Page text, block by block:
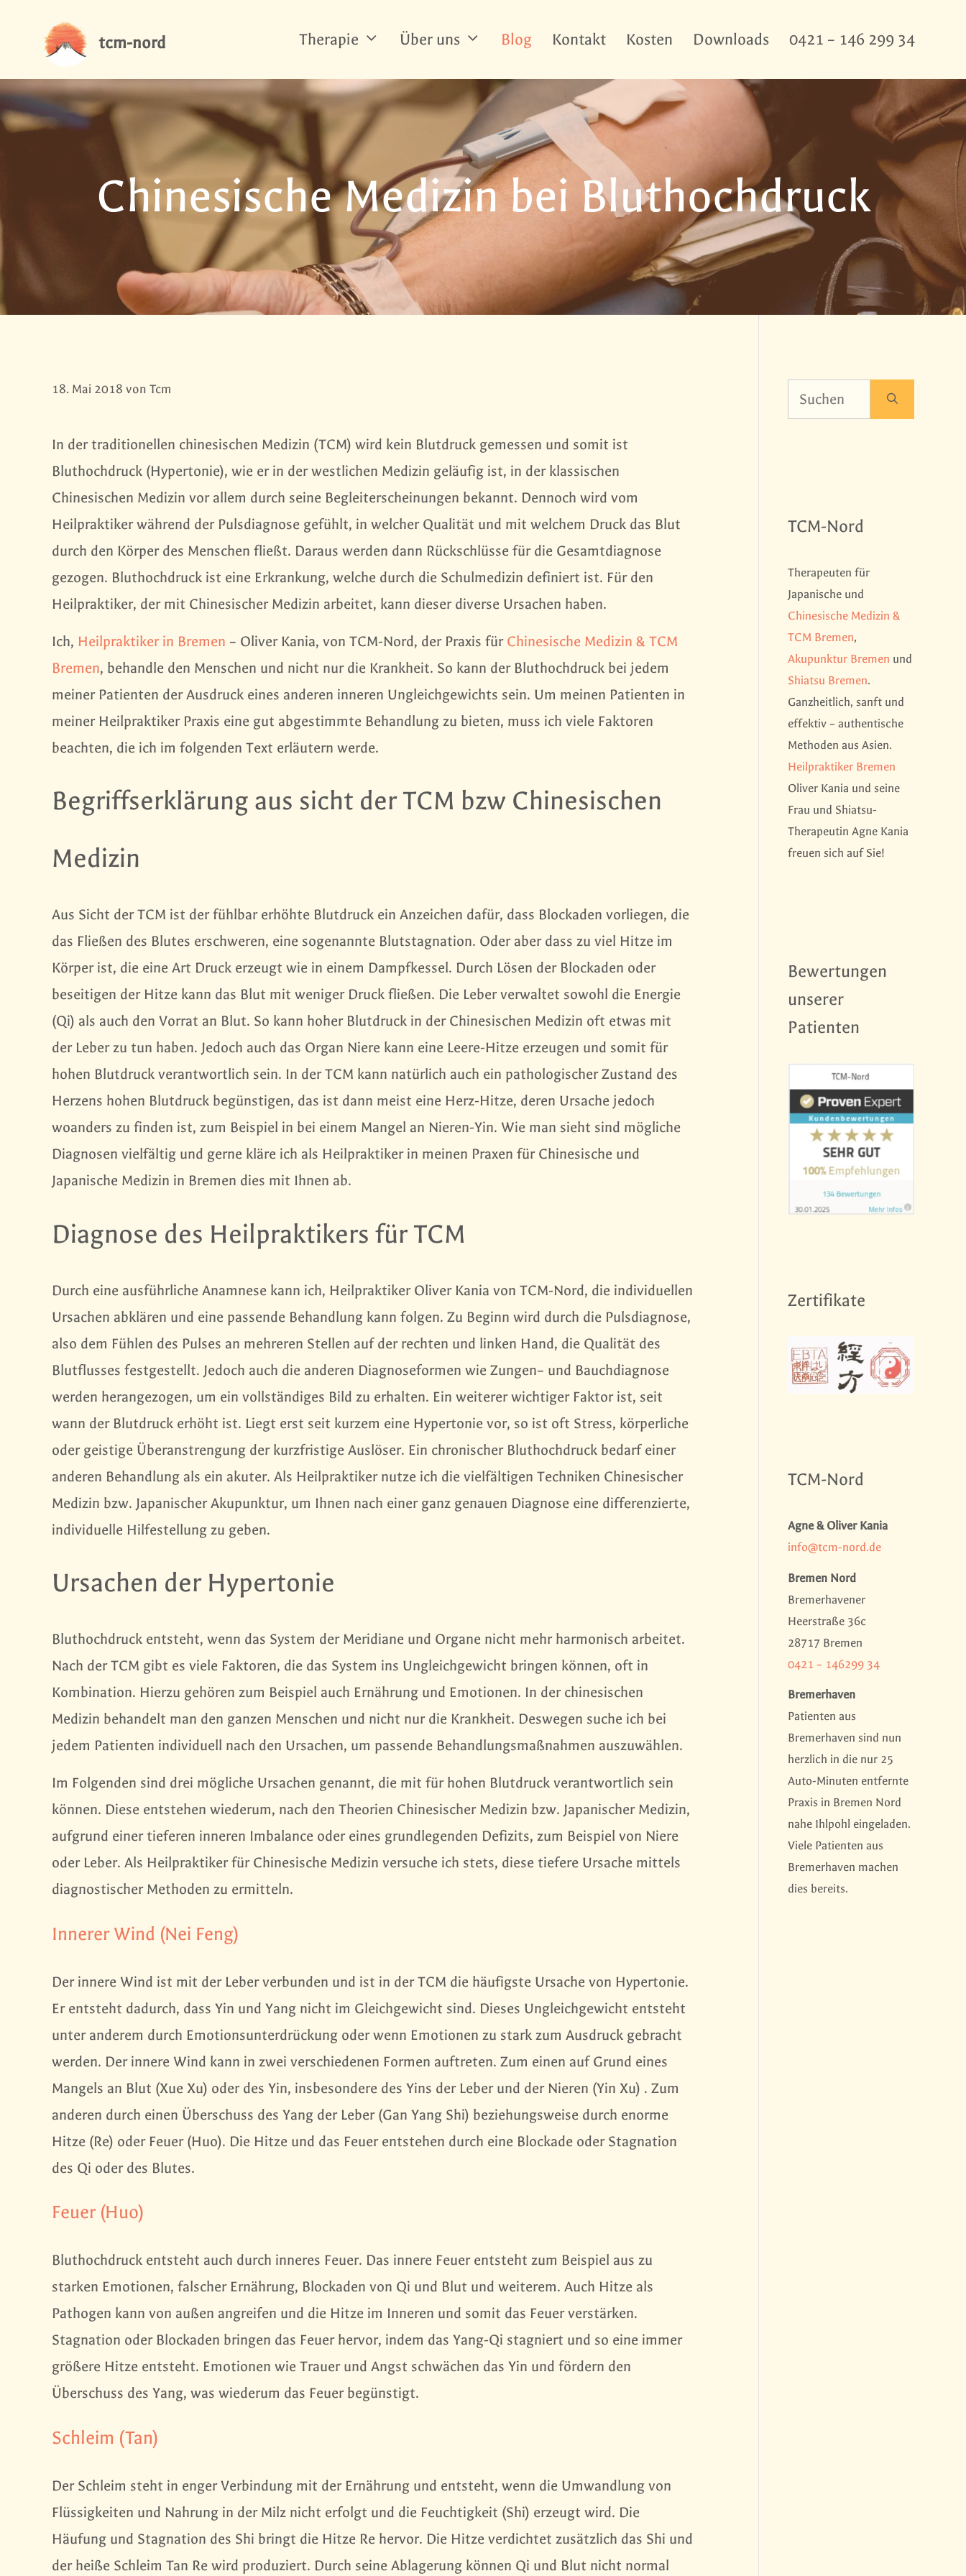
tcm-nord Therapie Über uns Blog Kontakt Kosten Downloads 0421 – 146 299 34
Chinesische Medizin bei Bluthochdruck
18. Mai 2018 von Tcm
In der traditionellen chinesischen Medizin (TCM) wird kein Blutdruck gemessen und somit ist
Bluthochdruck (Hypertonie), wie er in der westlichen Medizin geläufig ist, in der klassischen
Chinesischen Medizin vor allem durch seine Begleiterscheinungen bekannt. Dennoch wird vom
Heilpraktiker während der Pulsdiagnose gefühlt, in welcher Qualität und mit welchem Druck das Blut
durch den Körper des Menschen fließt. Daraus werden dann Rückschlüsse für die Gesamtdiagnose
gezogen. Bluthochdruck ist eine Erkrankung, welche durch die Schulmedizin definiert ist. Für den
Heilpraktiker, der mit Chinesischer Medizin arbeitet, kann dieser diverse Ursachen haben.
Ich, Heilpraktiker in Bremen – Oliver Kania, von TCM-Nord, der Praxis für Chinesische Medizin & TCM
Bremen, behandle den Menschen und nicht nur die Krankheit. So kann der Bluthochdruck bei jedem
meiner Patienten der Ausdruck eines anderen inneren Ungleichgewichts sein. Um meinen Patienten in
meiner Heilpraktiker Praxis eine gut abgestimmte Behandlung zu bieten, muss ich viele Faktoren
beachten, die ich im folgenden Text erläutern werde.
Begriffserklärung aus sicht der TCM bzw Chinesischen
Medizin
Aus Sicht der TCM ist der fühlbar erhöhte Blutdruck ein Anzeichen dafür, dass Blockaden vorliegen, die
das Fließen des Blutes erschweren, eine sogenannte Blutstagnation. Oder aber dass zu viel Hitze im
Körper ist, die eine Art Druck erzeugt wie in einem Dampfkessel. Durch Lösen der Blockaden oder
beseitigen der Hitze kann das Blut mit weniger Druck fließen. Die Leber verwaltet sowohl die Energie
(Qi) als auch den Vorrat an Blut. So kann hoher Blutdruck in der Chinesischen Medizin oft etwas mit
der Leber zu tun haben. Jedoch auch das Organ Niere kann eine Leere-Hitze erzeugen und somit für
hohen Blutdruck verantwortlich sein. In der TCM kann natürlich auch ein pathologischer Zustand des
Herzens hohen Blutdruck begünstigen, das ist dann meist eine Herz-Hitze, deren Ursache jedoch
woanders zu finden ist, zum Beispiel in bei einem Mangel an Nieren-Yin. Wie man sieht sind mögliche
Diagnosen vielfältig und gerne kläre ich als Heilpraktiker in meinen Praxen für Chinesische und
Japanische Medizin in Bremen dies mit Ihnen ab.
Diagnose des Heilpraktikers für TCM
Durch eine ausführliche Anamnese kann ich, Heilpraktiker Oliver Kania von TCM-Nord, die individuellen
Ursachen abklären und eine passende Behandlung kann folgen. Zu Beginn wird durch die Pulsdiagnose,
also dem Fühlen des Pulses an mehreren Stellen auf der rechten und linken Hand, die Qualität des
Blutflusses festgestellt. Jedoch auch die anderen Diagnoseformen wie Zungen– und Bauchdiagnose
werden herangezogen, um ein vollständiges Bild zu erhalten. Ein weiterer wichtiger Faktor ist, seit
wann der Blutdruck erhöht ist. Liegt erst seit kurzem eine Hypertonie vor, so ist oft Stress, körperliche
oder geistige Überanstrengung der kurzfristige Auslöser. Ein chronischer Bluthochdruck bedarf einer
anderen Behandlung als ein akuter. Als Heilpraktiker nutze ich die vielfältigen Techniken Chinesischer
Medizin bzw. Japanischer Akupunktur, um Ihnen nach einer ganz genauen Diagnose eine differenzierte,
individuelle Hilfestellung zu geben.
Ursachen der Hypertonie
Bluthochdruck entsteht, wenn das System der Meridiane und Organe nicht mehr harmonisch arbeitet.
Nach der TCM gibt es viele Faktoren, die das System ins Ungleichgewicht bringen können, oft in
Kombination. Hierzu gehören zum Beispiel auch Ernährung und Emotionen. In der chinesischen
Medizin behandelt man den ganzen Menschen und nicht nur die Krankheit. Deswegen suche ich bei
jedem Patienten individuell nach den Ursachen, um passende Behandlungsmaßnahmen auszuwählen.
Im Folgenden sind drei mögliche Ursachen genannt, die mit für hohen Blutdruck verantwortlich sein
können. Diese entstehen wiederum, nach den Theorien Chinesischer Medizin bzw. Japanischer Medizin,
aufgrund einer tieferen inneren Imbalance oder eines grundlegenden Defizits, zum Beispiel von Niere
oder Leber. Als Heilpraktiker für Chinesische Medizin versuche ich stets, diese tiefere Ursache mittels
diagnostischer Methoden zu ermitteln.
Innerer Wind (Nei Feng)
Der innere Wind ist mit der Leber verbunden und ist in der TCM die häufigste Ursache von Hypertonie.
Er entsteht dadurch, dass Yin und Yang nicht im Gleichgewicht sind. Dieses Ungleichgewicht entsteht
unter anderem durch Emotionsunterdrückung oder wenn Emotionen zu stark zum Ausdruck gebracht
werden. Der innere Wind kann in zwei verschiedenen Formen auftreten. Zum einen auf Grund eines
Mangels an Blut (Xue Xu) oder des Yin, insbesondere des Yins der Leber und der Nieren (Yin Xu) . Zum
anderen durch einen Überschuss des Yang der Leber (Gan Yang Shi) beziehungsweise durch enorme
Hitze (Re) oder Feuer (Huo). Die Hitze und das Feuer entstehen durch eine Blockade oder Stagnation
des Qi oder des Blutes.
Feuer (Huo)
Bluthochdruck entsteht auch durch inneres Feuer. Das innere Feuer entsteht zum Beispiel aus zu
starken Emotionen, falscher Ernährung, Blockaden von Qi und Blut und weiterem. Auch Hitze als
Pathogen kann von außen angreifen und die Hitze im Inneren und somit das Feuer verstärken.
Stagnation oder Blockaden bringen das Feuer hervor, indem das Yang-Qi stagniert und so eine immer
größere Hitze entsteht. Emotionen wie Trauer und Angst schwächen das Yin und fördern den
Überschuss des Yang, was wiederum das Feuer begünstigt.
Schleim (Tan)
Der Schleim steht in enger Verbindung mit der Ernährung und entsteht, wenn die Umwandlung von
Flüssigkeiten und Nahrung in der Milz nicht erfolgt und die Feuchtigkeit (Shi) erzeugt wird. Die
Häufung und Stagnation des Shi bringt die Hitze Re hervor. Die Hitze verdichtet zusätzlich das Shi und
der heiße Schleim Tan Re wird produziert. Durch seine Ablagerung können Qi und Blut nicht normal
TCM-Nord
Therapeuten für
Japanische und
Chinesische Medizin &
TCM Bremen,
Akupunktur Bremen und
Shiatsu Bremen.
Ganzheitlich, sanft und
effektiv – authentische
Methoden aus Asien.
Heilpraktiker Bremen
Oliver Kania und seine
Frau und Shiatsu-
Therapeutin Agne Kania
freuen sich auf Sie!
Bewertungen
unserer
Patienten
Zertifikate
TCM-Nord
Agne & Oliver Kania
info@tcm-nord.de
Bremen Nord
Bremerhavener
Heerstraße 36c
28717 Bremen
0421 – 146299 34
Bremerhaven
Patienten aus
Bremerhaven sind nun
herzlich in die nur 25
Auto-Minuten entfernte
Praxis in Bremen Nord
nahe Ihlpohl eingeladen.
Viele Patienten aus
Bremerhaven machen
dies bereits.